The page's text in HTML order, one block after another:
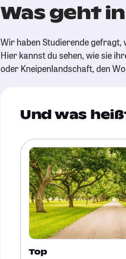
Was geht
Wir haben Studierende gefragt,
Hier kannst du sehen, wie sie
oder Kneipenlandschaft, den
Und was
Top